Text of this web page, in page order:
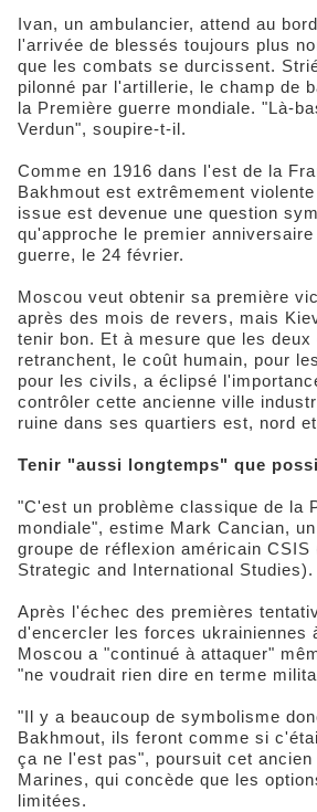
Ivan, un ambulancier, attend au
l'arrivée de blessés toujours plus
que les combats se durcissent.
pilonné par l'artillerie, le champ de
la Première guerre mondiale. "Là-
Verdun", soupire-t-il.
Comme en 1916 dans l'est de la
Bakhmout est extrêmement
issue est devenue une question
qu'approche le premier
guerre, le 24 février.
Moscou veut obtenir sa première
après des mois de revers, mais
tenir bon. Et à mesure que les deux
retranchent, le coût humain, pour
pour les civils, a éclipsé
contrôler cette ancienne ville
ruine dans ses quartiers est, nord
Tenir "aussi longtemps" que
"C'est un problème classique de la
mondiale", estime Mark Cancian,
groupe de réflexion américain CSIS
Strategic and International Studies).
Après l'échec des premières
d'encercler les forces ukrainiennes
Moscou a "continué à attaquer"
"ne voudrait rien dire en terme
"Il y a beaucoup de symbolisme
Bakhmout, ils feront comme si
ça ne l'est pas", poursuit cet ancien
Marines, qui concède que les
limitées.